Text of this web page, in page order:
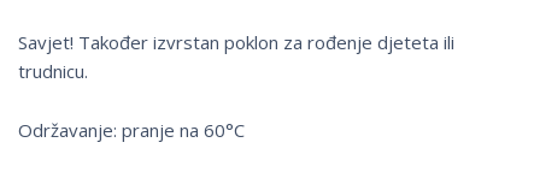
Savjet! Također izvrstan poklon za rođenje djeteta ili
trudnicu.
Održavanje: pranje na 60°C